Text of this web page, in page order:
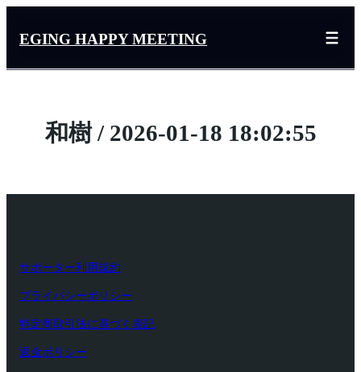
ス
EGING HAPPY MEETING
和樹 / 2026-01-18 18:02:55
サポーター利用規約
プライバシーポリシー
特定商取引法に基づく表記
返金ポリシー